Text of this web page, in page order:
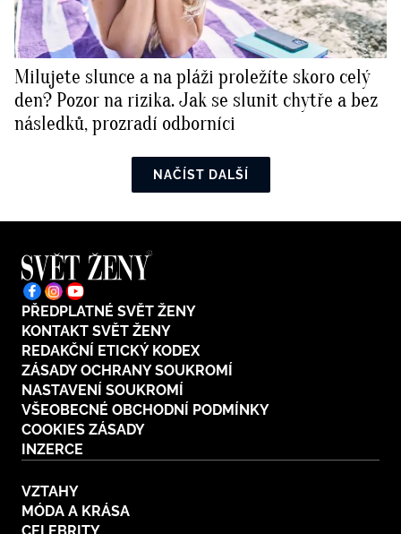
Milujete slunce a na pláži proležíte skoro celý
den? Pozor na rizika. Jak se slunit chytře a bez
následků, prozradí odborníci
NAČÍST DALŠÍ
PŘEDPLATNÉ SVĚT ŽENY
KONTAKT SVĚT ŽENY
REDAKČNÍ ETICKÝ KODEX
ZÁSADY OCHRANY SOUKROMÍ
NASTAVENÍ SOUKROMÍ
VŠEOBECNÉ OBCHODNÍ PODMÍNKY
COOKIES ZÁSADY
INZERCE
VZTAHY
MÓDA A KRÁSA